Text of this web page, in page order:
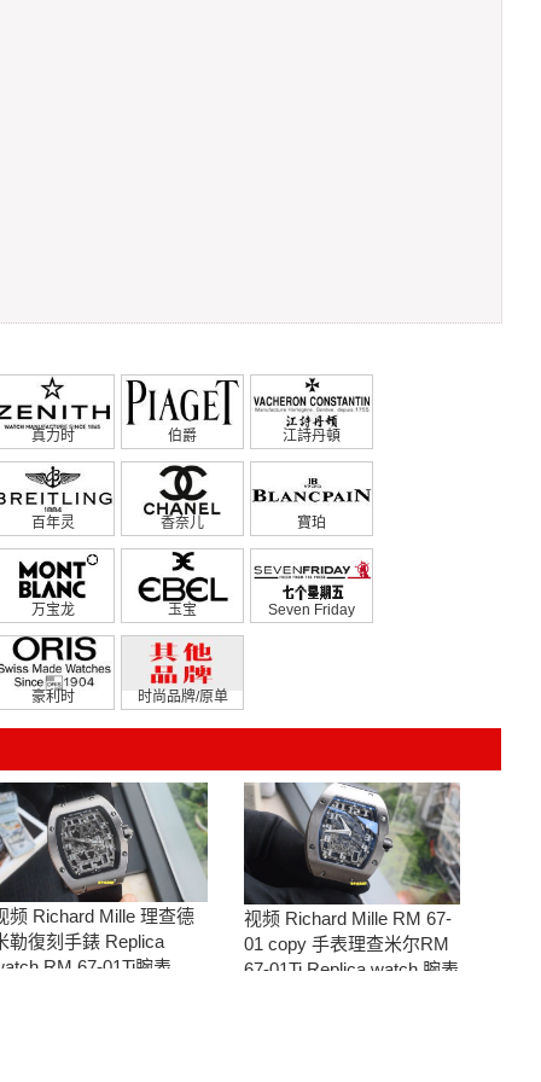
真力时 伯爵 江詩丹頓
百年灵 香奈儿 寶珀
万宝龙 玉宝 Seven Friday
豪利时 时尚品牌/原单
频 Richard Mille 理查德
勒復刻手錶 Replica
RM 67-01Ti腕表
视频 Richard Mille RM 67-
01 copy 手表理查米尔RM
67-01Ti Replica watch 腕表